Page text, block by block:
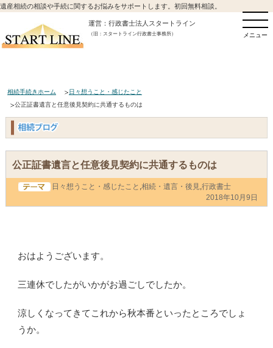
遺産相続の相談や手続に関するお悩みをサポートします。初回無料相談。
運営：行政書士法人スタートライン
（旧：スタートライン行政書士事務所） メニュー
相続手続きホーム
日々想うこと・感じたこと
公正証書遺言と任意後見契約に共通するものは
公正証書遺言と任意後見契約に共通するものは
日々想うこと・感じたこと ,相続・遺言・後見,行政書士
2018年10月9日
おはようございます。
三連休でしたがいかがお過ごしでしたか。
涼しくなってきてこれから秋本番といったところでしょ
うか。